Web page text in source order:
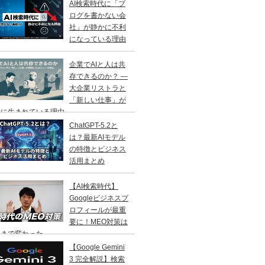
AI検索時代に「ブ
ログを書かない会
社」が静かに不利
になっている理由
企業でAIと人は共
存できるのか？ ―
大企業リストラと
「新しい仕事」が
生まれている理由 ―
ChatGPT-5.2と
は？最新AIモデル
の特徴とビジネス
活用まとめ
【AI検索時代】
Googleビジネスプ
ロフィールが最重
要に！MEO対策は
で変わった
【Google Gemini
3 完全解説】検索